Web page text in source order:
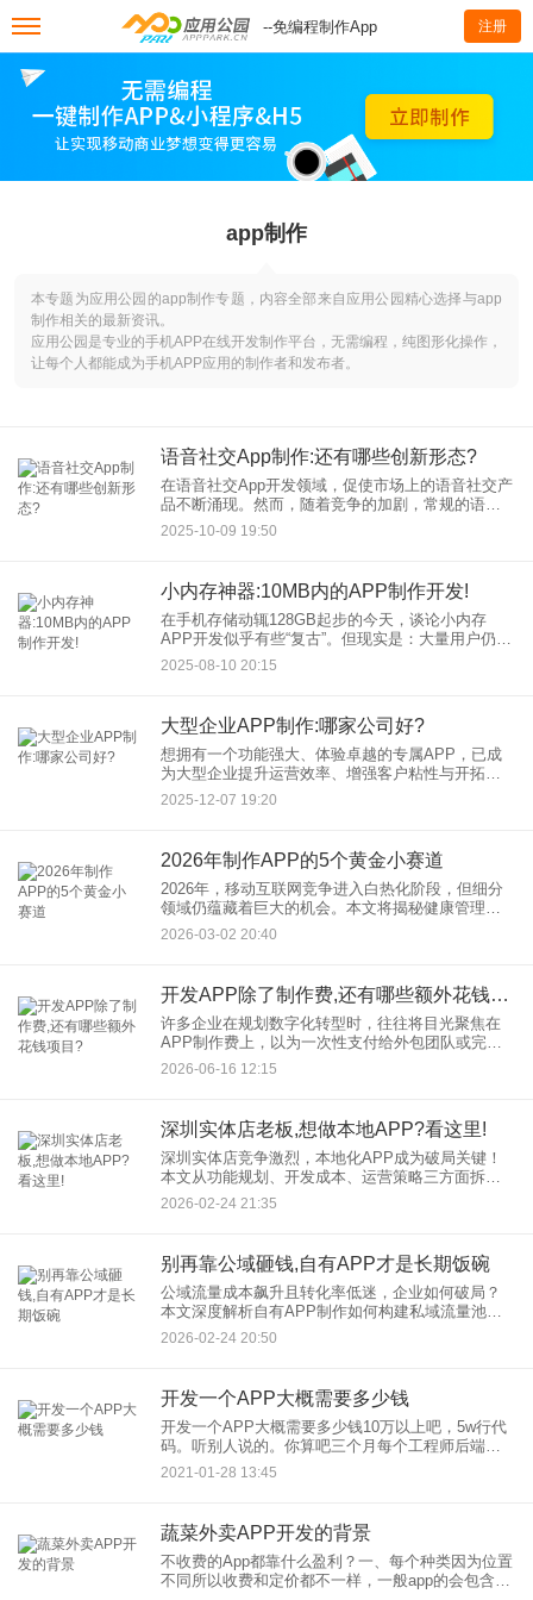
--免编程制作App 注册
app制作
本专题为应用公园的app制作专题，内容全部来自应用公园精心选择与app
制作相关的最新资讯。
应用公园是专业的手机APP在线开发制作平台，无需编程，纯图形化操作，
让每个人都能成为手机APP应用的制作者和发布者。
语音社交App制作:还有哪些创新形态?
在语音社交App开发领域，促使市场上的语音社交产
品不断涌现。然而，随着竞争的加剧，常规的语音
社交模式已难以满足用户日益多样化的需求。那
么，在语音社交App制作方面，还有哪些创新形态值
2025-10-09 19:50
小内存神器:10MB内的APP制作开发!
在手机存储动辄128GB起步的今天，谈论小内存
APP开发似乎有些“复古”。但现实是：大量用户仍在
使用存储空间有限的旧设备，流量敏感地区用户青
睐轻量应用，工具类APP用户追求即开即用。10MB
2025-08-10 20:15
大型企业APP制作:哪家公司好?
想拥有一个功能强大、体验卓越的专属APP，已成
为大型企业提升运营效率、增强客户粘性与开拓市
场的重要战略。然而，面对复杂的业务逻辑、高并
发的用户需求以及严格的安全标准，大型企业APP
2025-12-07 19:20
2026年制作APP的5个黄金小赛道
2026年，移动互联网竞争进入白热化阶段，但细分
领域仍蕴藏着巨大的机会。本文将揭秘健康管理、
本地生活服务、绿色消费、AI社交、元宇宙五大潜
力赛道，结合行业数据与成功案例，解析做APP的
2026-03-02 20:40
开发APP除了制作费,还有哪些额外花钱项目?
许多企业在规划数字化转型时，往往将目光聚焦在
APP制作费上，以为一次性支付给外包团队或完成
内部开发后就万事大吉。然而，开发APP只是万里
长征的第一步。就像买车不仅需要付车款，还需要
2026-06-16 12:15
深圳实体店老板,想做本地APP?看这里!
深圳实体店竞争激烈，本地化APP成为破局关键！
本文从功能规划、开发成本、运营策略三方面拆
解，结合深圳本地成功案例，教你低成本打造高转
2026-02-24 21:35
别再靠公域砸钱,自有APP才是长期饭碗
公域流量成本飙升且转化率低迷，企业如何破局？
本文深度解析自有APP制作如何构建私域流量池，
通过低成本复购、数据自主权、场景融合等优势，
2026-02-24 20:50
开发一个APP大概需要多少钱
开发一个APP大概需要多少钱10万以上吧，5w行代
码。听别人说的。你算吧三个月每个工程师后端的
ios安卓，一个人15k，2个人3w。之后测试申请上
线。看你能扛多长时间了。开发一个app需要多少
2021-01-28 13:45
蔬菜外卖APP开发的背景
不收费的App都靠什么盈利？一、每个种类因为位置
不同所以收费和定价都不一样，一般app的会包含开